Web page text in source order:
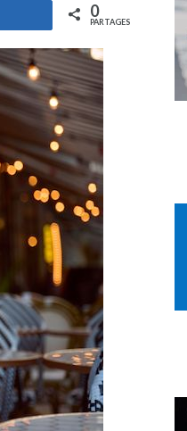
0
PARTAGES